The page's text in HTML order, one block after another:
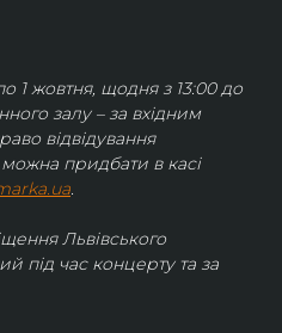
1 жовтня, щодня з 13:00 до
залу – за вхідним
відвідування
придбати в касі
.
Львівського
під час концерту та за